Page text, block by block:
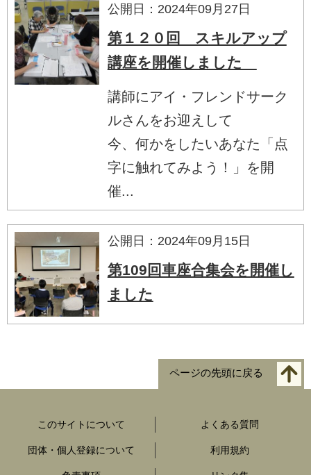
公開日：2024年09月27日
第１２０回 スキルアップ
講座を開催しました
講師にアイ・フレンドサーク
ルさんをお迎えして
今、何かをしたいあなた「点
字に触れてみよう！」を開
催...
公開日：2024年09月15日
第109回車座合集会を開催し
ました
ページの先頭に戻る
このサイトについて よくある質問
団体・個人登録について 利用規約